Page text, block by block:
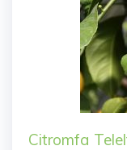
Citromfa